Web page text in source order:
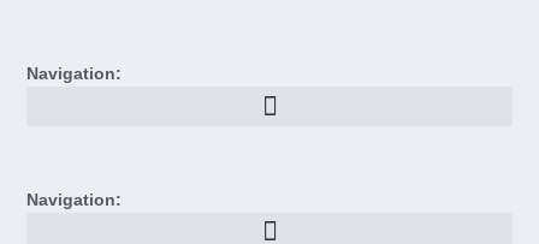
Navigation:
Navigation: